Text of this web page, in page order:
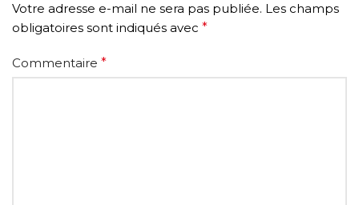
Votre adresse e-mail ne sera pas publiée. Les champs
obligatoires sont indiqués avec *
Commentaire *